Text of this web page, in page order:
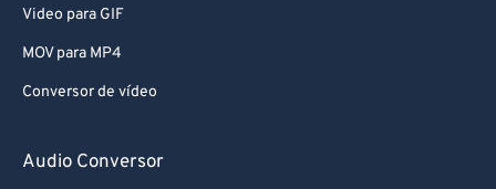
Video para GIF
MOV para MP4
Conversor de vídeo
Audio Conversor